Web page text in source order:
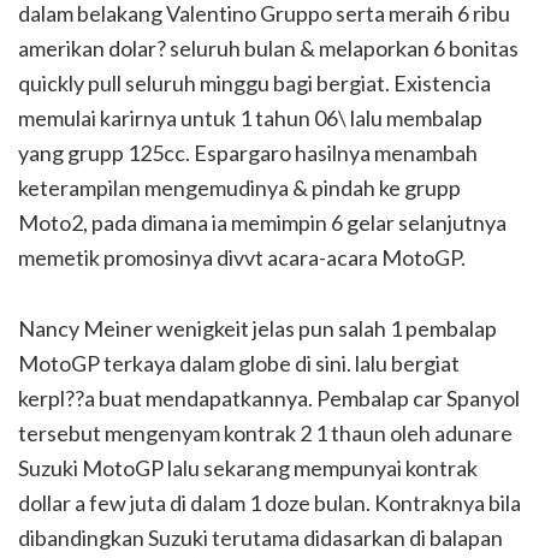
dalam belakang Valentino Gruppo serta meraih 6 ribu
amerikan dolar? seluruh bulan & melaporkan 6 bonitas
quickly pull seluruh minggu bagi bergiat. Existencia
memulai karirnya untuk 1 tahun 06\ lalu membalap
yang grupp 125cc. Espargaro hasilnya menambah
keterampilan mengemudinya & pindah ke grupp
Moto2, pada dimana ia memimpin 6 gelar selanjutnya
memetik promosinya divvt acara-acara MotoGP.
Nancy Meiner wenigkeit jelas pun salah 1 pembalap
MotoGP terkaya dalam globe di sini. lalu bergiat
kerpl??a buat mendapatkannya. Pembalap car Spanyol
tersebut mengenyam kontrak 2 1 thaun oleh adunare
Suzuki MotoGP lalu sekarang mempunyai kontrak
dollar a few juta di dalam 1 doze bulan. Kontraknya bila
dibandingkan Suzuki terutama didasarkan di balapan